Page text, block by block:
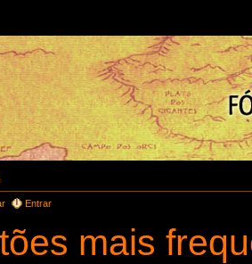
Entrar
mais